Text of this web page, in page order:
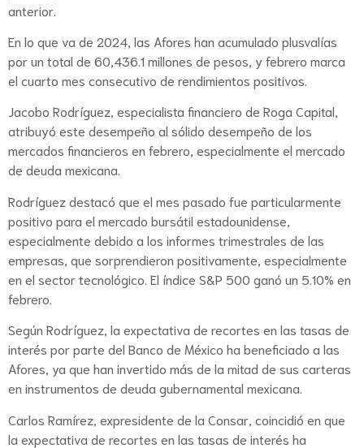
anterior.
En lo que va de 2024, las Afores han acumulado plusvalías
por un total de 60,436.1 millones de pesos, y febrero marca
el cuarto mes consecutivo de rendimientos positivos.
Jacobo Rodríguez, especialista financiero de Roga Capital,
atribuyó este desempeño al sólido desempeño de los
mercados financieros en febrero, especialmente el mercado
de deuda mexicana.
Rodríguez destacó que el mes pasado fue particularmente
positivo para el mercado bursátil estadounidense,
especialmente debido a los informes trimestrales de las
empresas, que sorprendieron positivamente, especialmente
en el sector tecnológico. El índice S&P 500 ganó un 5.10% en
febrero.
Según Rodríguez, la expectativa de recortes en las tasas de
interés por parte del Banco de México ha beneficiado a las
Afores, ya que han invertido más de la mitad de sus carteras
en instrumentos de deuda gubernamental mexicana.
Carlos Ramírez, expresidente de la Consar, coincidió en que
la expectativa de recortes en las tasas de interés ha